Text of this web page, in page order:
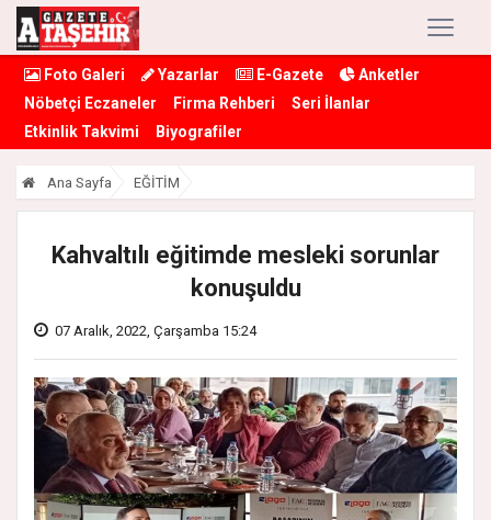
Foto Galeri Yazarlar E-Gazete
Anketler
Nöbetçi Eczaneler
Firma Rehberi
Seri İlanlar
Etkinlik Takvimi
Biyografiler
Ana Sayfa EĞİTİM
Kahvaltılı eğitimde mesleki sorunlar
konuşuldu
07 Aralık, 2022, Çarşamba 15:24